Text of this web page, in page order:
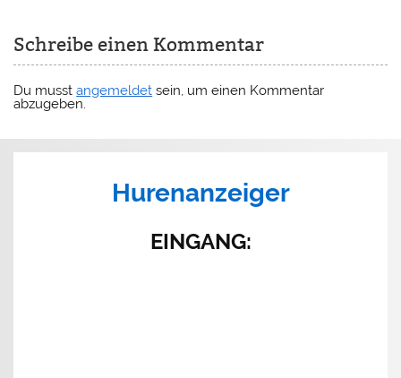
Schreibe einen Kommentar
Du musstangemeldet sein, um einen Kommentar
abzugeben.
Hurenanzeiger
EINGANG: